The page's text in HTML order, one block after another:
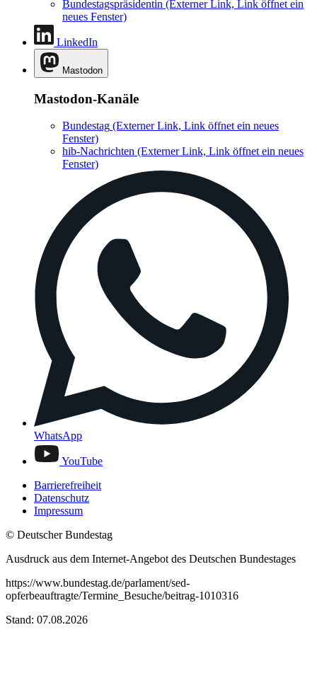
Bundestagspräsidentin (Externer Link, Link öffnet ein
neues Fenster)
LinkedIn
Mastodon
Mastodon-Kanäle
Bundestag (Externer Link, Link öffnet ein neues
Fenster)
hib-Nachrichten (Externer Link, Link öffnet ein neues
Fenster)
WhatsApp
YouTube
Barrierefreiheit
Datenschutz
Impressum
© Deutscher Bundestag
Ausdruck aus dem Internet-Angebot des Deutschen Bundestages
https://www.bundestag.de/parlament/sed-
opferbeauftragte/Termine_Besuche/beitrag-1010316
Stand: 07.08.2026